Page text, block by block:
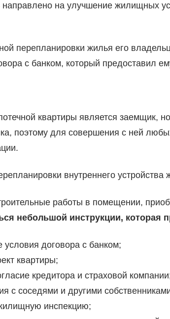
направлено на улучшение жилищных
перепланировки жилья его
с банком, который предоставил
квартиры является заемщик,
поэтому для совершения с ней
внутреннего устройства
работы в помещении,
небольшой инструкции, которая
условия договора с банком;
квартиры;
кредитора и страховой
с соседями и другими
инспекцию;